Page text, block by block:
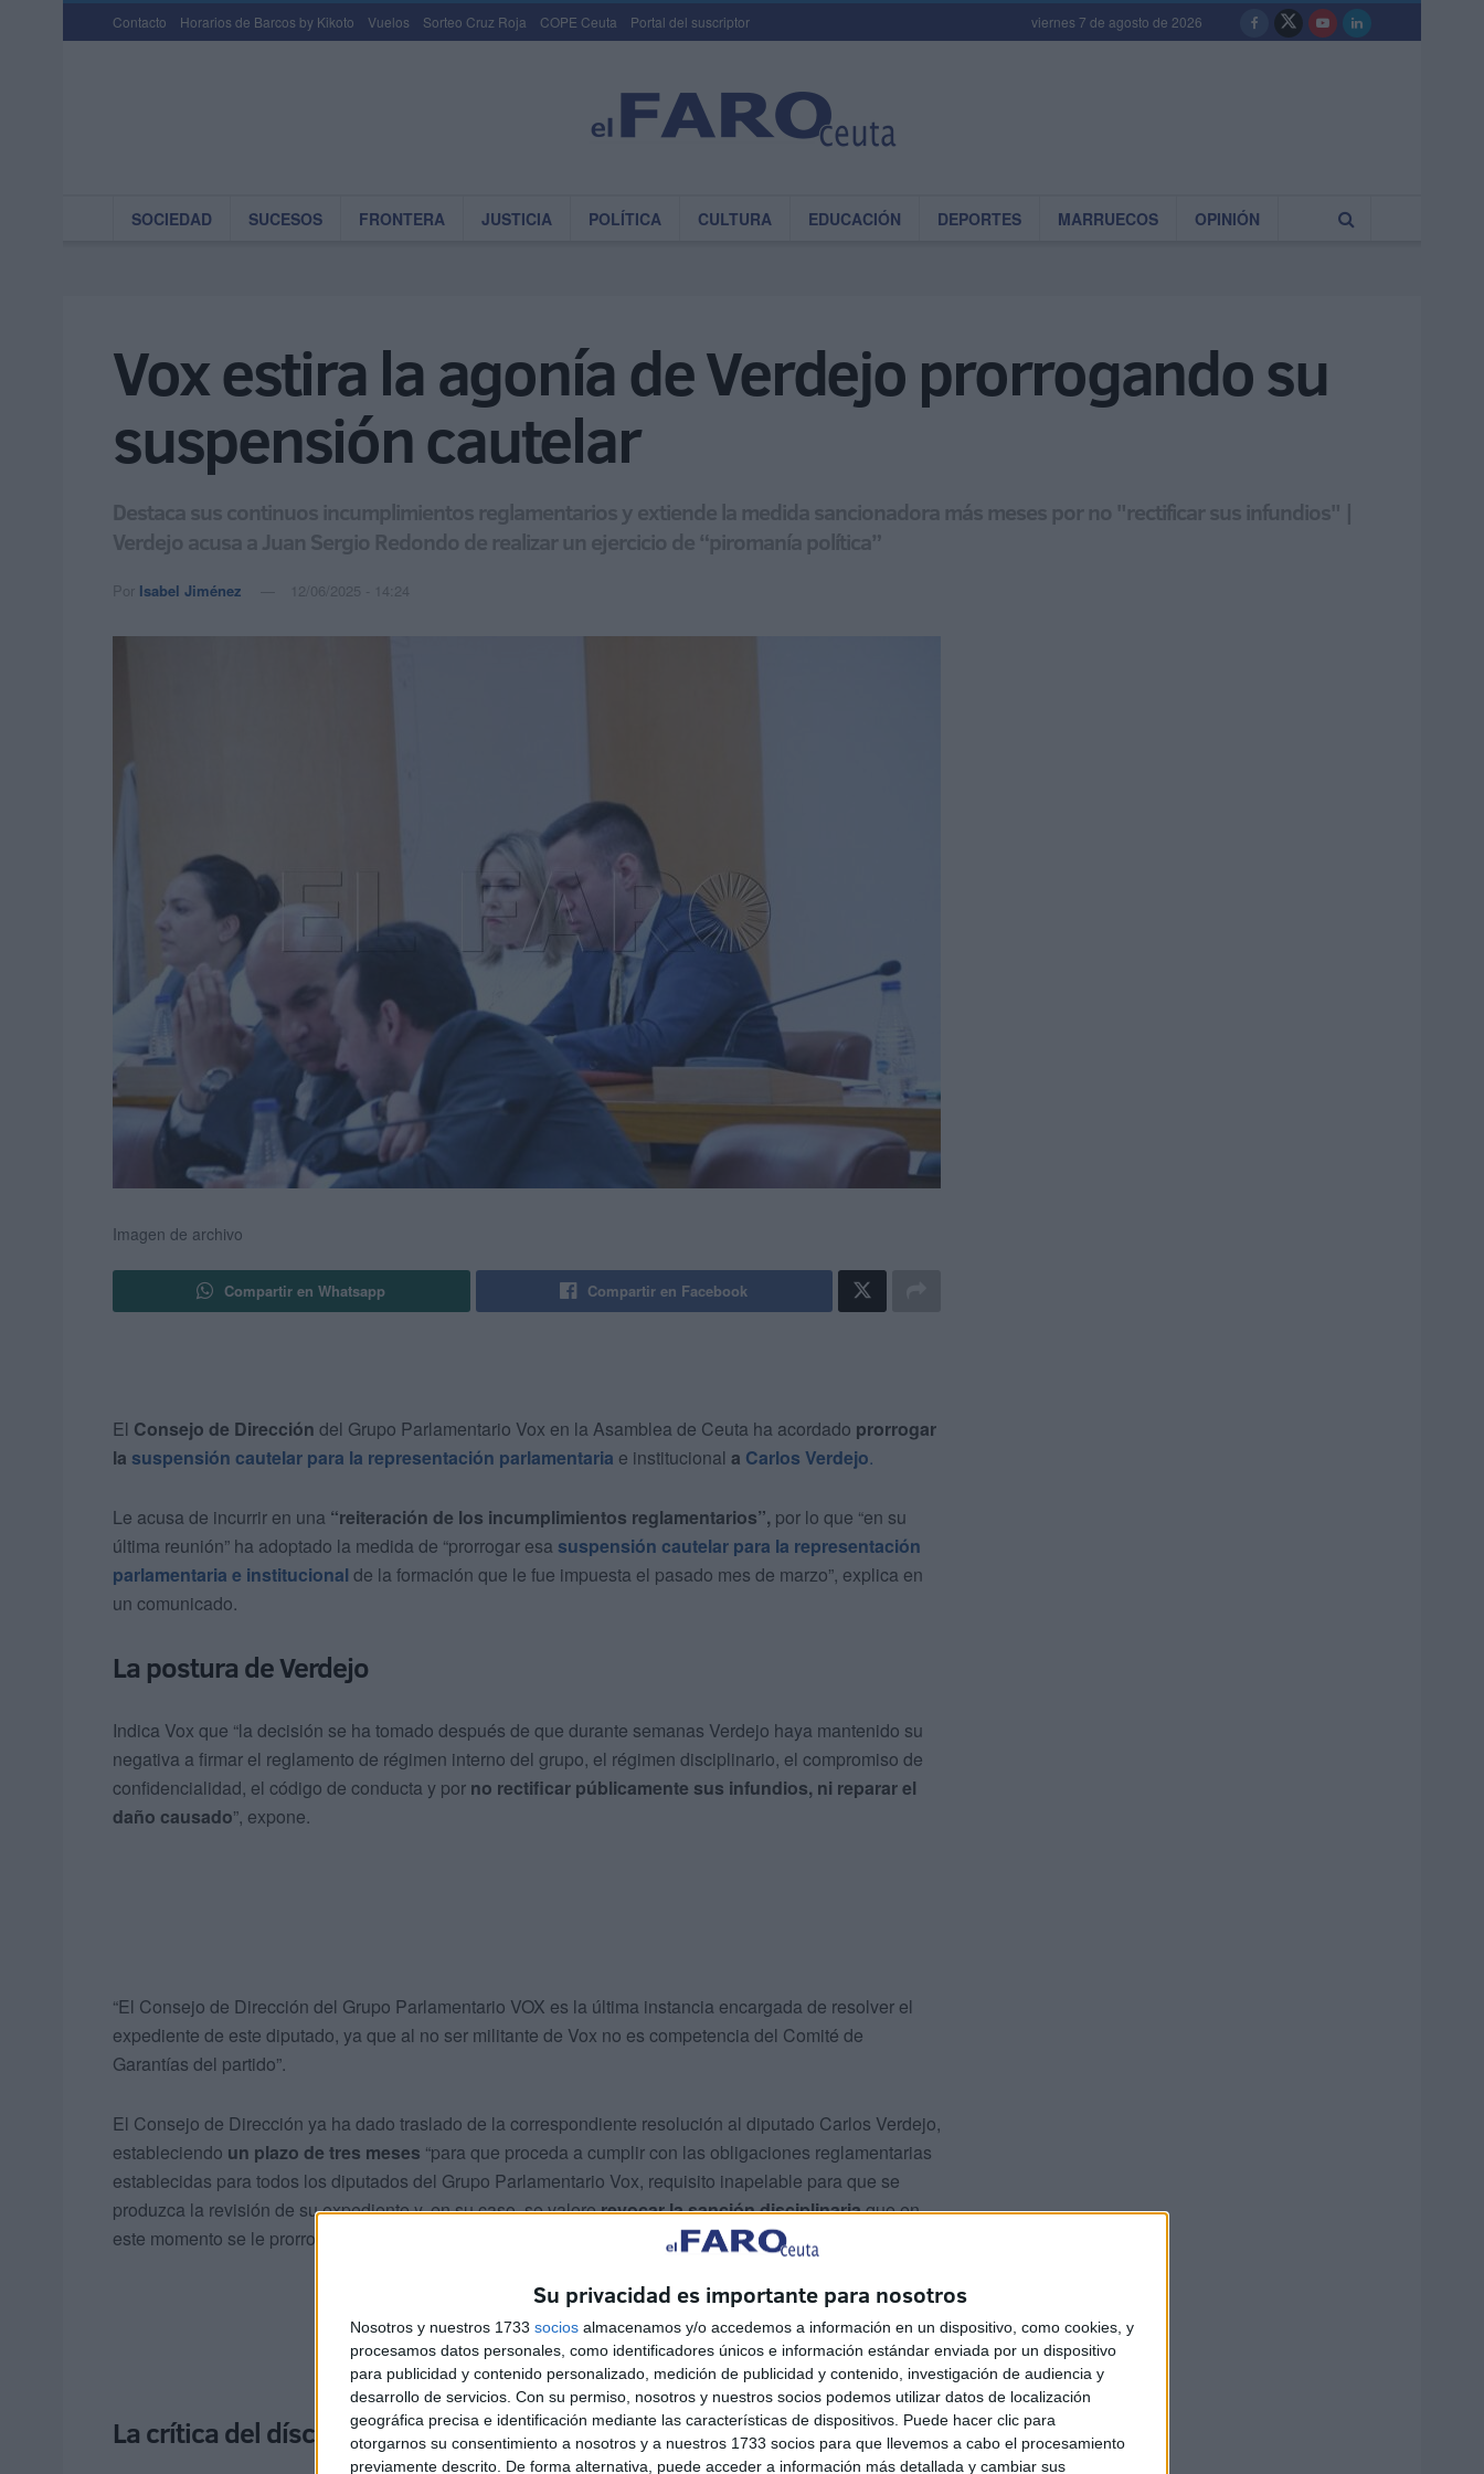
Su privacidad es importante para nosotros
Nosotros y nuestros 1733 socios almacenamos y/o accedemos a información en un dispositivo, como cookies, y
procesamos datos personales, como identificadores únicos e información estándar enviada por un dispositivo
para publicidad y contenido personalizado, medición de publicidad y contenido, investigación de audiencia y
desarrollo de servicios. Con su permiso, nosotros y nuestros socios podemos utilizar datos de localización
geográfica precisa e identificación mediante las características de dispositivos. Puede hacer clic para
otorgarnos su consentimiento a nosotros y a nuestros 1733 socios para que llevemos a cabo el procesamiento
previamente descrito. De forma alternativa, puede acceder a información más detallada y cambiar sus
Contacto Horarios de Barcos by Kikoto Vuelos Sorteo Cruz Roja COPE Ceuta Portal del suscriptor viernes 7 de agosto de 2026
SOCIEDAD SUCESOS FRONTERA JUSTICIA POLÍTICA CULTURA EDUCACIÓN DEPORTES MARRUECOS OPINIÓN
Vox estira la agonía de Verdejo prorrogando su
suspensión cautelar
Destaca sus continuos incumplimientos reglamentarios y extiende la medida sancionadora más meses por no "rectificar sus infundios" |
Verdejo acusa a Juan Sergio Redondo de realizar un ejercicio de “piromanía política”
Por Isabel Jiménez 12/06/2025 - 14:24
Imagen de archivo
Compartir en Whatsapp Compartir en Facebook
El Consejo de Dirección del Grupo Parlamentario Vox en la Asamblea de Ceuta ha acordado prorrogar
la suspensión cautelar para la representación parlamentaria e institucional a Carlos Verdejo.
Le acusa de incurrir en una “reiteración de los incumplimientos reglamentarios”, por lo que “en su
última reunión” ha adoptado la medida de “prorrogar esa suspensión cautelar para la representación
parlamentaria e institucional de la formación que le fue impuesta el pasado mes de marzo”, explica en
un comunicado.
La postura de Verdejo
Indica Vox que “la decisión se ha tomado después de que durante semanas Verdejo haya mantenido su
negativa a firmar el reglamento de régimen interno del grupo, el régimen disciplinario, el compromiso de
confidencialidad, el código de conducta y por no rectificar públicamente sus infundios, ni reparar el
daño causado”, expone.
“El Consejo de Dirección del Grupo Parlamentario VOX es la última instancia encargada de resolver el
expediente de este diputado, ya que al no ser militante de Vox no es competencia del Comité de
Garantías del partido”.
El Consejo de Dirección ya ha dado traslado de la correspondiente resolución al diputado Carlos Verdejo,
estableciendo un plazo de tres meses “para que proceda a cumplir con las obligaciones reglamentarias
establecidas para todos los diputados del Grupo Parlamentario Vox, requisito inapelable para que se
produzca la revisión de su expediente y, en su caso, se valorerevocar la sanción disciplinariaque en
este momento se le prorroga”.
La crítica del díscolo